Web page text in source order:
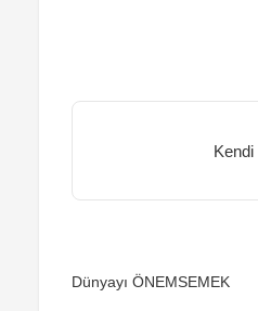
Kendi
Dünyayı ÖNEMSEMEK